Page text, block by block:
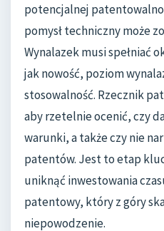
potencjalnej
pomysł techniczny może
Wynalazek musi spełniać
jak nowość, poziom
stosowalność. Rzecznik
aby rzetelnie ocenić, czy
warunki, a także czy nie
patentów. Jest to etap
uniknąć inwestowania
patentowy, który z góry
niepowodzenie.